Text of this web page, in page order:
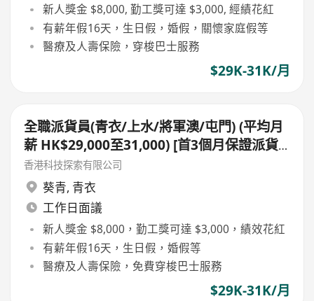
新人獎金 $8,000, 勤工獎可達 $3,000, 經績花紅
有薪年假16天，生日假，婚假，關懷家庭假等
醫療及人壽保險，穿梭巴士服務
$29K-31K/月
全職派貨員(青衣/上水/將軍澳/屯門) (平均月
薪 HK$29,000至31,000) [首3個月保證派貨
津貼$7,000 另有新人獎金 $8,000#]
香港科技探索有限公司
葵青, 青衣
工作日面議
新人獎金 $8,000，勤工獎可達 $3,000，績效花紅
有薪年假16天，生日假，婚假等
醫療及人壽保險，免費穿梭巴士服務
$29K-31K/月